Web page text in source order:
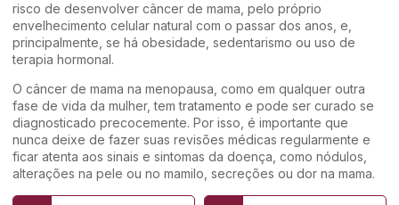
risco de desenvolver câncer de mama, pelo próprio
envelhecimento celular natural com o passar dos anos, e,
principalmente, se há obesidade, sedentarismo ou uso de
terapia hormonal.
O câncer de mama na menopausa, como em qualquer outra
fase de vida da mulher, tem tratamento e pode ser curado se
diagnosticado precocemente. Por isso, é importante que
nunca deixe de fazer suas revisões médicas regularmente e
ficar atenta aos sinais e sintomas da doença, como nódulos,
alterações na pele ou no mamilo, secreções ou dor na mama.